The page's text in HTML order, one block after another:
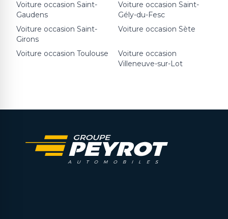
Voiture occasion Saint-
Gaudens
Voiture occasion Saint-
Gély-du-Fesc
Voiture occasion Saint-
Girons
Voiture occasion Sète
Voiture occasion Toulouse
Voiture occasion
Villeneuve-sur-Lot